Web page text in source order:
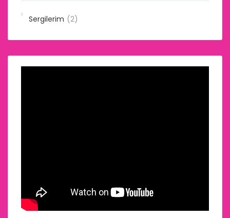
Sergilerim (2)